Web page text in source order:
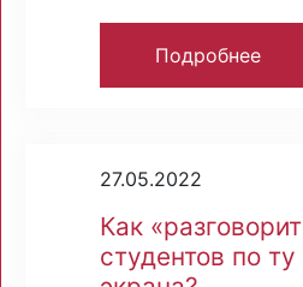
Подробнее
27.05.2022
Как
студентов по